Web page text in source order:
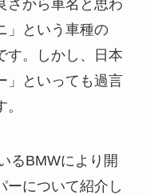
さから車名と思わ
」という車種の
す。しかし、日本
」といっても過言
るBMWにより開
ーについて紹介し